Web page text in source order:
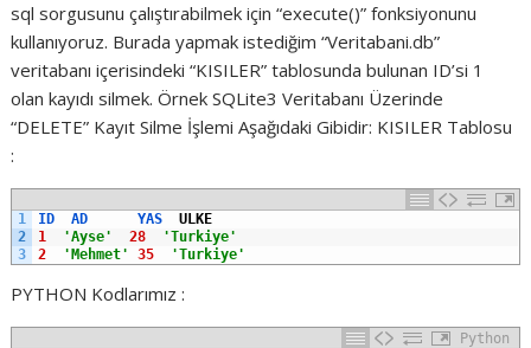
sql sorgusunu çalıştırabilmek için “execute()” fonksiyonunu
kullanıyoruz. Burada yapmak istediğim “Veritabani.db”
veritabanı içerisindeki “KISILER” tablosunda bulunan ID’si 1
olan kayıdı silmek. Örnek SQLite3 Veritabanı Üzerinde
“DELETE” Kayıt Silme İşlemi Aşağıdaki Gibidir: KISILER Tablosu
:
1
2
3
ID AD YAS ULKE
1
'Ayse' 28
'Turkiye'
2
'Mehmet' 35 'Turkiye'
PYTHON Kodlarımız :
Python